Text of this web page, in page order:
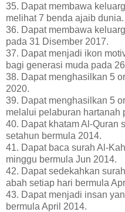
35. Dapat membawa
melihat 7 benda ajaib dunia.
36. Dapat membawa
pada 31 Disember 2017.
37. Dapat menjadi ikon
bagi generasi muda pada
38. Dapat menghasilkan 5
2020.
39. Dapat menghasilkan 5
melalui pelaburan hartanah
40. Dapat khatam Al-Quran
setahun bermula 2014.
41. Dapat baca surah Al-
minggu bermula Jun 2014.
42. Dapat sedekahkan
abah setiap hari bermula
43. Dapat menjadi insan
bermula April 2014.